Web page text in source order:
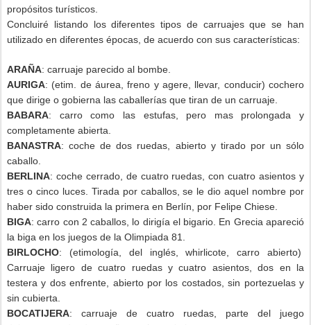
propósitos turísticos.
Concluiré listando los diferentes tipos de carruajes que se han
utilizado en diferentes épocas, de acuerdo con sus características:
ARAÑA: carruaje parecido al bombe.
AURIGA: (etim. de áurea, freno y agere, llevar, conducir) cochero
que dirige o gobierna las caballerías que tiran de un carruaje.
BABARA: carro como las estufas, pero mas prolongada y
completamente abierta.
BANASTRA: coche de dos ruedas, abierto y tirado por un sólo
caballo.
BERLINA: coche cerrado, de cuatro ruedas, con cuatro asientos y
tres o cinco luces. Tirada por caballos, se le dio aquel nombre por
haber sido construida la primera en Berlín, por Felipe Chiese.
BIGA: carro con 2 caballos, lo dirigía el bigario. En Grecia apareció
la biga en los juegos de la Olimpiada 81.
BIRLOCHO: (etimología, del inglés, whirlicote, carro abierto)
Carruaje ligero de cuatro ruedas y cuatro asientos, dos en la
testera y dos enfrente, abierto por los costados, sin portezuelas y
sin cubierta.
BOCATIJERA: carruaje de cuatro ruedas, parte del juego